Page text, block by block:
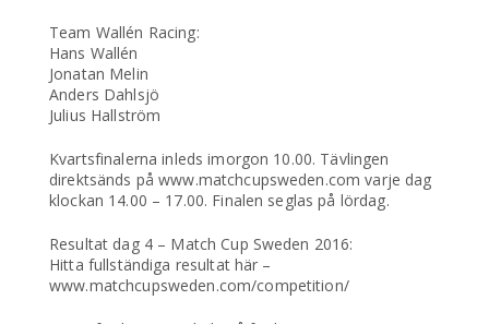
Team Wallén Racing:
Hans Wallén
Jonatan Melin
Anders Dahlsjö
Julius Hallström
Kvartsfinalerna inleds imorgon 10.00. Tävlingen
direktsänds på www.matchcupsweden.com varje dag
klockan 14.00 – 17.00. Finalen seglas på lördag.
Resultat dag 4 – Match Cup Sweden 2016:
Hitta fullständiga resultat här –
www.matchcupsweden.com/competition/